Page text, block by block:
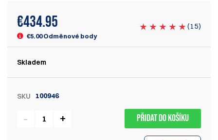
€434.95
€5.00 Odměnové body
(15)
Skladem
SKU 100946
PŘIDAT DO KOŠÍKU